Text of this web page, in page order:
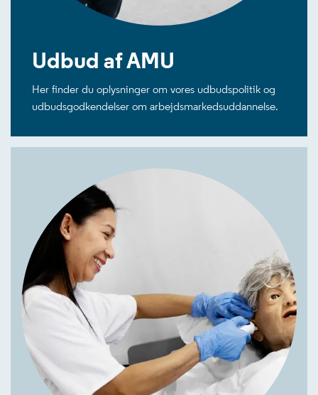
Udbud af AMU
Her finder du oplysninger om vores udbudspolitik og
udbudsgodkendelser om arbejdsmarkedsuddannelse.